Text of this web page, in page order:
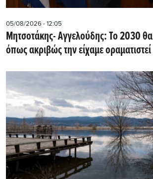
05/08/2026 - 12:05
Μητσοτάκης- Αγγελούδης: Το 2030
όπως ακριβώς την είχαμε οραματιστεί